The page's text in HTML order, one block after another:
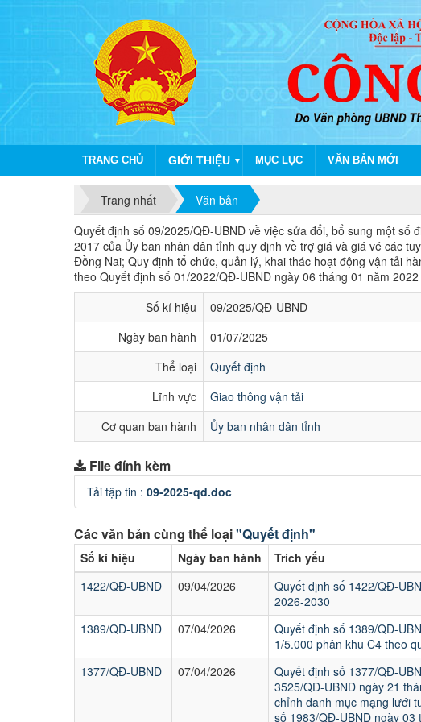
TRANG CHỦ GIỚI THIỆU ▼ MỤC LỤC VĂN BẢN MỚI
Trang nhất Văn bản
Quyết định số 09/2025/QĐ-UBND về việc sửa
Quyết định số 09/2025/QĐ-UBND về việc sửa đổi, bổ sung một số
2017 của Ủy ban nhân dân tỉnh quy định về trợ giá và giá vé các
Đồng Nai; Quy định tổ chức, quản lý, khai thác hoạt động vận tải
theo Quyết định số 01/2022/QĐ-UBND ngày 06 tháng 01 năm
Số kí hiệu
09/2025/QĐ-UBND
Ngày ban hành
01/07/2025
Thể loại
Quyết định
Lĩnh vực
Giao thông vận tải
Cơ quan ban hành
Ủy ban nhân dân tỉnh
File đính kèm
Tải tập tin : 09-2025-qd.doc
Các văn bản cùng thể loại"Quyết định"
Số kí hiệu Ngày ban hành
Trích yếu
1422/QĐ-UBND
09/04/2026
Quyết định số 1422/QĐ-
2026-2030
1389/QĐ-UBND
07/04/2026
Quyết định số 1389/QĐ-
1/5.000 phân khu C4 theo
1377/QĐ-UBND
07/04/2026
Quyết định số 1377/QĐ-
3525/QĐ-UBND ngày 21
chỉnh danh mục mạng lưới
số 1983/QĐ-UBND ngày